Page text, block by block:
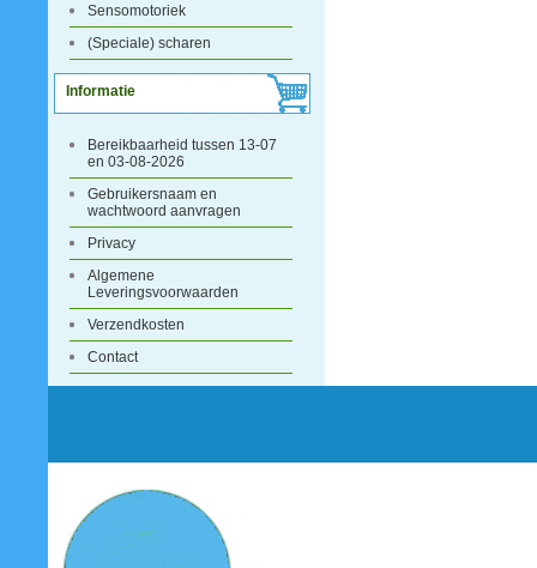
Sensomotoriek
(Speciale) scharen
Informatie
Bereikbaarheid tussen 13-07
en 03-08-2026
Gebruikersnaam en
wachtwoord aanvragen
Privacy
Algemene
Leveringsvoorwaarden
Verzendkosten
Contact